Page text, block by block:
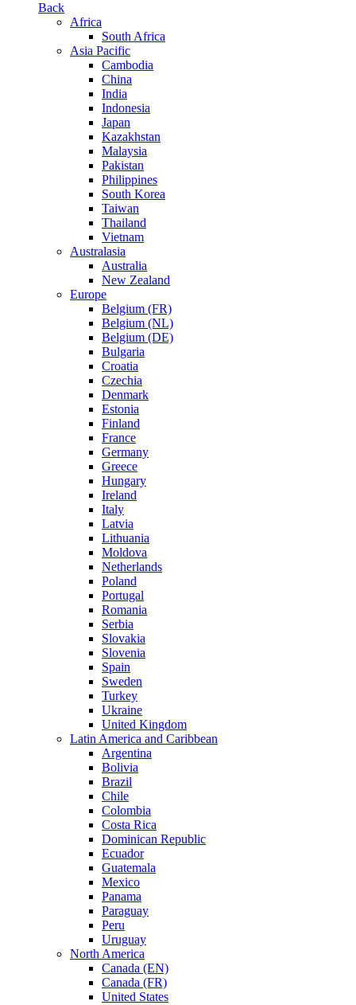
Back
Africa
South Africa
Asia Pacific
Cambodia
China
India
Indonesia
Japan
Kazakhstan
Malaysia
Pakistan
Philippines
South Korea
Taiwan
Thailand
Vietnam
Australasia
Australia
New Zealand
Europe
Belgium (FR)
Belgium (NL)
Belgium (DE)
Bulgaria
Croatia
Czechia
Denmark
Estonia
Finland
France
Germany
Greece
Hungary
Ireland
Italy
Latvia
Lithuania
Moldova
Netherlands
Poland
Portugal
Romania
Serbia
Slovakia
Slovenia
Spain
Sweden
Turkey
Ukraine
United Kingdom
Latin America and Caribbean
Argentina
Bolivia
Brazil
Chile
Colombia
Costa Rica
Dominican Republic
Ecuador
Guatemala
Mexico
Panama
Paraguay
Peru
Uruguay
North America
Canada (EN)
Canada (FR)
United States